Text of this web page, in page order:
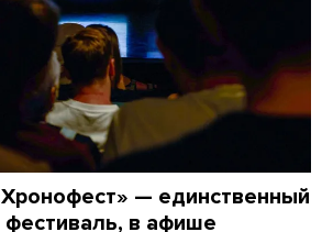
— единственный
фестиваль, в афише